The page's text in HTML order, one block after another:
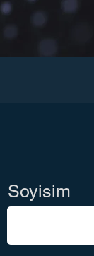
Soyisim